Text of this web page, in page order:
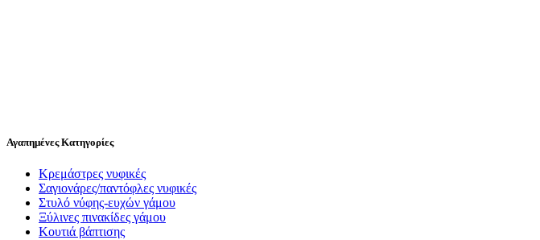
Αγαπημένες Κατηγορίες
Κρεμάστρες νυφικές
Σαγιονάρες/παντόφλες νυφικές
Στυλό νύφης-ευχών γάμου
Ξύλινες πινακίδες γάμου
Κουτιά βάπτισης